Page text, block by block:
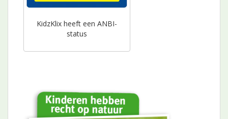
KidzKlix heeft een ANBI-
status